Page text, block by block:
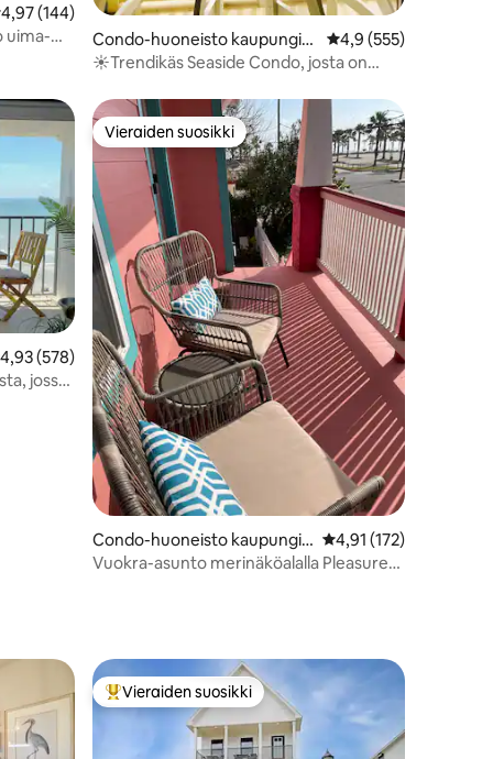
arvio 4,97/5, 144 arvostelua
4,97 (144)
uima-
Condo-huoneisto kaupungiss
a Galveston
Keskimääräinen
4,9 (555)
☀Trendikäs Seaside Condo, josta on
arvio 4,93/5, 578 arvostelua
4,93 (578)
jossa
Vieraiden suosikki
Vieraiden suosikki
Condo-huoneisto kaupungis
sa Galveston
Keskimääräinen arvio
4,91 (172)
Vuokra-asunto merinäköalalla Pleasure
Vieraiden suosikkien parhaimmistoa
Vieraiden suosikki